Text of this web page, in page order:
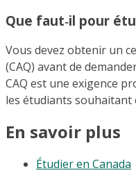
Que faut‑il pour
Vous devez obtenir un
(CAQ) avant de
CAQ est une exigence
les étudiants souhaitant
En savoir plus
Étudier en Canada